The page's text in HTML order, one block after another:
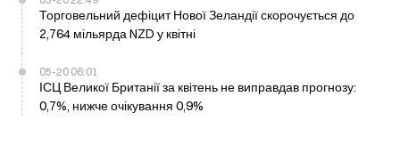
Торговельний дефіцит Нової Зеландії скорочується до
2,764 мільярда NZD у квітні
05-20 06:01
ІСЦ Великої Британії за квітень не виправдав прогнозу:
0,7%, нижче очікування 0,9%